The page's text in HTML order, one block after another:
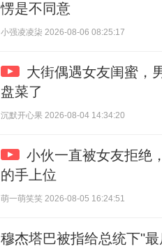
愣是不同意
小强凌凌柒 2026-08-06 08:25:17
大街偶遇女友闺蜜，
盘菜了
沉默开心果 2026-08-04 14:34:20
小伙一直被女友拒绝
的手上位
萌一萌笑笑 2026-08-05 16:24:51
穆杰塔巴被指给总统下"